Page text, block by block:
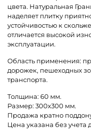
цвета. Натуральная
наделяет плитку
устойчивостью к
отличается высокой
эксплуатации.
Область применения:
дорожек, пешеходных
транспорта.
Толщина: 60 мм.
Размер: 300х300 мм.
Продажа кратно
Цена указана без учета